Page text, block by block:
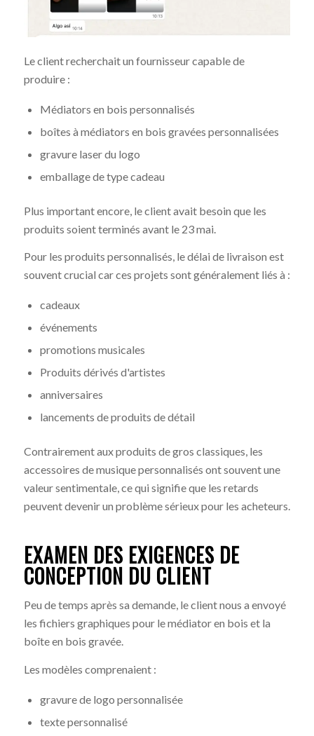
Le client recherchait un fournisseur capable de
produire :
Médiators en bois personnalisés
boîtes à médiators en bois gravées personnalisées
gravure laser du logo
emballage de type cadeau
Plus important encore, le client avait besoin que les
produits soient terminés avant le 23 mai.
Pour les produits personnalisés, le délai de livraison est
souvent crucial car ces projets sont généralement liés à :
cadeaux
événements
promotions musicales
Produits dérivés d'artistes
anniversaires
lancements de produits de détail
Contrairement aux produits de gros classiques, les
accessoires de musique personnalisés ont souvent une
valeur sentimentale, ce qui signifie que les retards
peuvent devenir un problème sérieux pour les acheteurs.
EXAMEN DES EXIGENCES DE
CONCEPTION DU CLIENT
Peu de temps après sa demande, le client nous a envoyé
les fichiers graphiques pour le médiator en bois et la
boîte en bois gravée.
Les modèles comprenaient :
gravure de logo personnalisée
texte personnalisé